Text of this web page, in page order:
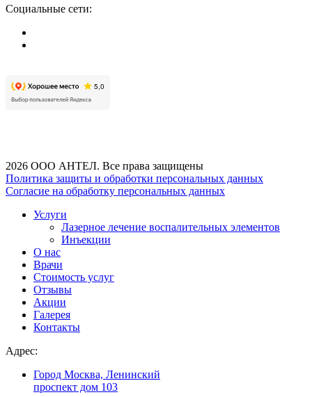
Социальные сети:
2026 ООО АНТЕЛ. Все права защищены
Политика защиты и обработки персональных данных
Согласие на обработку персональных данных
Услуги
Лазерное лечение воспалительных элементов
Инъекции
О нас
Врачи
Стоимость услуг
Отзывы
Акции
Галерея
Контакты
Адрес:
Город Москва, Ленинский
проспект дом 103